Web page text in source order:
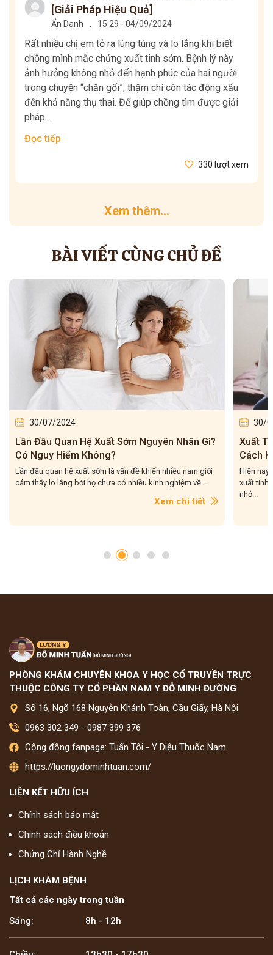
[Giải Pháp Hiệu Quả]
Ẩn Danh 15:29 - 04/09/2024
Rất nhiều chị em tỏ ra lúng túng và lo lắng khi biết
chồng mình mắc chứng xuất tinh sớm. Bệnh lý này
ảnh hưởng không nhỏ đến hạnh phúc của hai người
trong chuyện “chăn gối”, thậm chí còn tác động xấu
đến khả năng thụ thai. Để giúp chồng tìm được giải
pháp...
Đọc tiếp
330 lượt xem
Xem thêm...
BÀI VIẾT CÙNG CHỦ ĐỀ
30/07/2024
Xuất Tinh Sớm Sau Covid: Nguyên Nhân Và
Cách Khắc Phục
Hiện nay nhiều nam giới đang lo ngại việc gặp phải vấn đề
xuất tinh sớm sau covid. Điều này sẽ ảnh hưởng không
07/
Cắt
Cắt bao
giản
PHÒNG KHÁM CHUYÊN KHOA Y HỌC CỔ TRUYỀN TRỰC
THUỘC CÔNG TY CỔ PHẦN NAM Y ĐỖ MINH ĐƯỜNG
Số 16, Ngõ 168 Nguyễn Khánh Toàn, Cầu Giấy, Hà Nội
0963 302 349 - 0987 399 376
Cộng đồng fanpage: Tuấn Tôi - Y Diệu Thuốc Nam
https://luongydominhtuan.com/
LIÊN KẾT HỮU ÍCH
Chính sách bảo mật
Chính sách điều khoản
Chứng Chỉ Hành Nghề
LỊCH KHÁM BỆNH
Tất cả các ngày trong tuần
Sáng:
8h - 12h